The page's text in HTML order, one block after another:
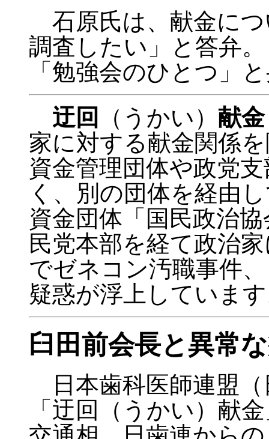
石原氏は、献金に
調査したい」と答弁
「勉強会のひとつ」
迂回
（うかい） 献金
家に対する献金関係
資金管理団体や政党
く、別の団体を経由
資金団体「国民政治
民党本部を経て政治
でゼネコン汚職事件
疑惑が浮上していま
臼田前会長と異常
日本歯科医師連盟（
「迂回（うかい）献